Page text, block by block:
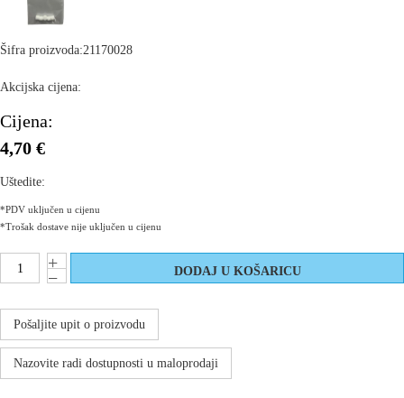
Šifra proizvoda:21170028
Akcijska cijena:
Cijena:
4,70 €
Uštedite:
*PDV uključen u cijenu
*Trošak dostave nije uključen u cijenu
Pošaljite upit o proizvodu
Nazovite radi dostupnosti u maloprodaji